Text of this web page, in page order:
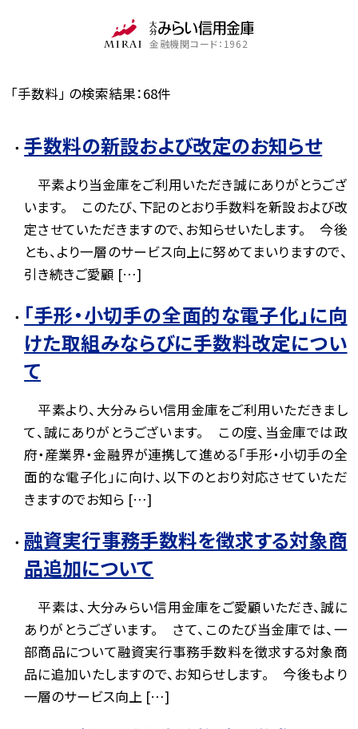
金融機関コード：1962
「手数料」 の検索結果：68件
手数料の新設および改定のお知らせ
平素より当金庫をご利用いただき誠にありがとうござ
います。 このたび、下記のとおり手数料を新設および改
定させていただきますので、お知らせいたします。 今後
とも、より一層のサービス向上に努めてまいりますので、
引き続きご愛顧 […]
「手形・小切手の全面的な電子化」に向
けた取組みならびに手数料改定につい
て
平素より、大分みらい信用金庫をご利用いただきまし
て、誠にありがとうございます。 この度、当金庫では政
府・産業界・金融界が連携して進める「手形・小切手の全
面的な電子化」に向け、以下のとおり対応させていただ
きますのでお知ら […]
融資実行事務手数料を徴求する対象商
品追加について
平素は、大分みらい信用金庫をご愛顧いただき、誠に
ありがとうございます。 さて、このたび当金庫では、一
部商品について融資実行事務手数料を徴求する対象商
品に追加いたしますので、お知らせします。 今後もより
一層のサービス向上 […]